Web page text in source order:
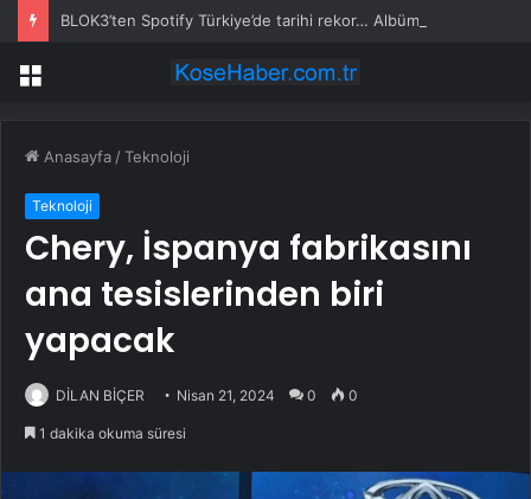
Menü
Anasayfa /Teknoloji
Teknoloji
Chery, İspanya fabrikasını
ana tesislerinden biri
yapacak
DİLAN BİÇER Nisan 21, 2024 0 0
1 dakika okuma süresi